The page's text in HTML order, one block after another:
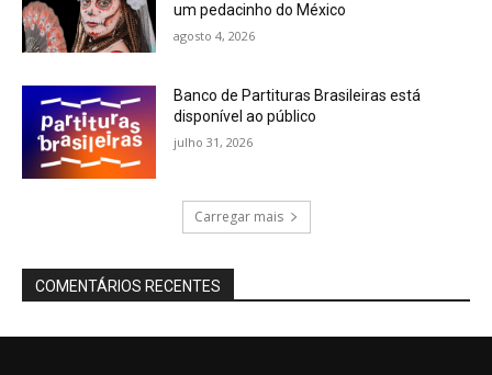
um pedacinho do México
agosto 4, 2026
Banco de Partituras Brasileiras está
disponível ao público
julho 31, 2026
Carregar mais
COMENTÁRIOS RECENTES